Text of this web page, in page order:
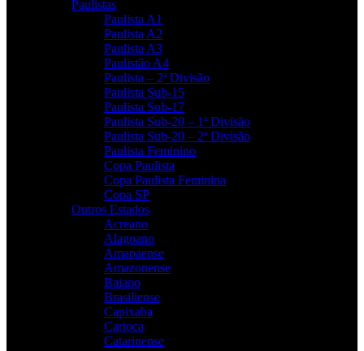
Paulistas
Paulista A1
Paulista A2
Paulista A3
Paulistão A4
Paulista – 2ª Divisão
Paulista Sub-15
Paulista Sub-17
Paulista Sub-20 – 1ª Divisão
Paulista Sub-20 – 2ª Divisão
Paulista Feminino
Copa Paulista
Copa Paulista Feminina
Copa SP
Outros Estados
Acreano
Alagoano
Amapaense
Amazonense
Baiano
Brasiliense
Capixaba
Carioca
Catarinense